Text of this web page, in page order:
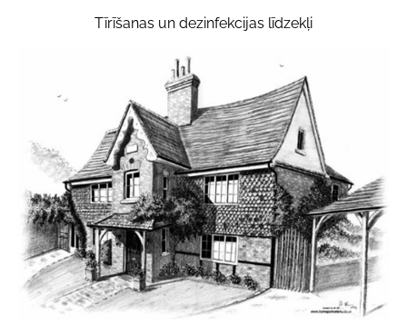
Tīrīšanas un dezinfekcijas līdzekļi